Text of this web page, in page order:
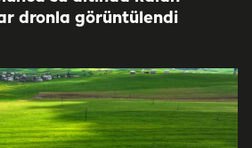
dronla görüntülendi